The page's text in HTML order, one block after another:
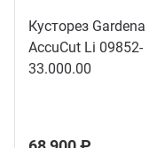
Кусторез Gardena
AccuCut Li 09852-
33.000.00